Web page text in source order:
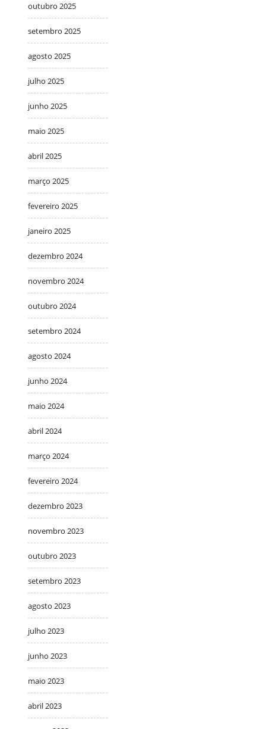
outubro 2025
setembro 2025
agosto 2025
julho 2025
junho 2025
maio 2025
abril 2025
março 2025
fevereiro 2025
janeiro 2025
dezembro 2024
novembro 2024
outubro 2024
setembro 2024
agosto 2024
junho 2024
maio 2024
abril 2024
março 2024
fevereiro 2024
dezembro 2023
novembro 2023
outubro 2023
setembro 2023
agosto 2023
julho 2023
junho 2023
maio 2023
abril 2023